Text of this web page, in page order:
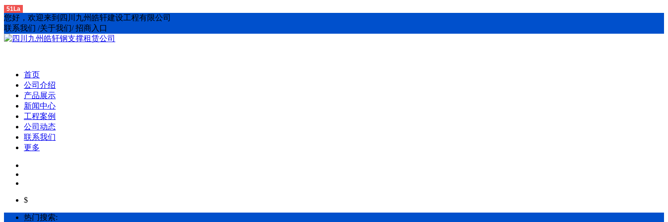
51La
您好，欢迎来到四川九州皓轩建设工程有限公司
联系我们 /关于我们/ 招商入口
首页
公司介绍
产品展示
新闻中心
工程案例
公司动态
联系我们
更多
$
热门搜索: